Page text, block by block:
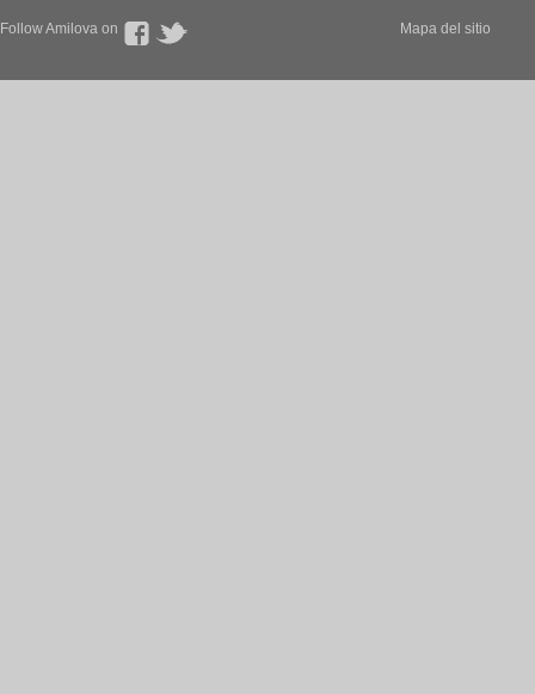
Follow Amilova on Mapa del sitio